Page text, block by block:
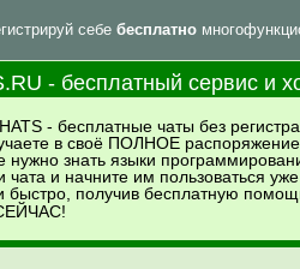
себе бесплатно
- бесплатный сервис и
- бесплатные чаты без
в своё ПОЛНОЕ
знать языки
чата и начните им пользоваться
быстро, получив бесплатную